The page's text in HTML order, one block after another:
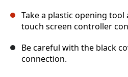
Take a plastic opening
touch screen controller
Be careful with the black
connection.